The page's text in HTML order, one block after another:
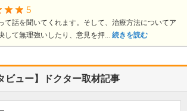
5
て話を聞いてくれます。そして、治療方法についてア
して無理強いしたり、意見を押... 続きを読む
ビュー】ドクター取材記事